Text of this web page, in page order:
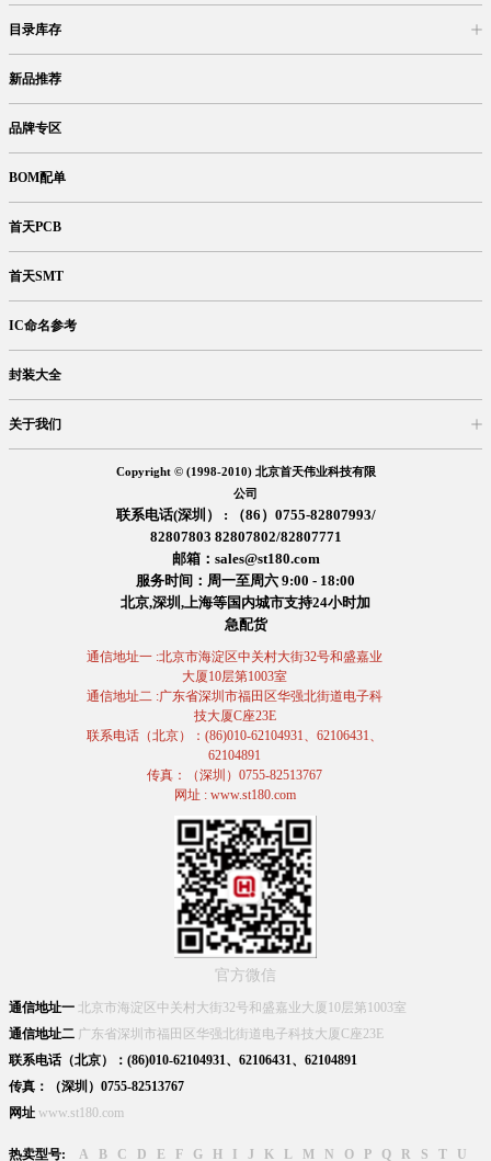
目录库存
新品推荐
品牌专区
BOM配单
首天PCB
首天SMT
IC命名参考
封装大全
关于我们
Copyright © (1998-2010) 北京首天伟业科技有限
公司
联系电话(深圳） : （86）0755-82807993/
82807803 82807802/82807771
邮箱：sales@st180.com
服务时间：周一至周六 9:00 - 18:00
北京,深圳,上海等国内城市支持24小时加
急配货
通信地址一 :北京市海淀区中关村大街32号和盛嘉业
大厦10层第1003室
通信地址二 :广东省深圳市福田区华强北街道电子科
技大厦C座23E
联系电话（北京）：(86)010-62104931、62106431、
62104891
传真：（深圳）0755-82513767
网址 : www.st180.com
官方微信
通信地址一 北京市海淀区中关村大街32号和盛嘉业大厦10层第1003室
通信地址二 广东省深圳市福田区华强北街道电子科技大厦C座23E
联系电话（北京）：(86)010-62104931、62106431、62104891
传真：（深圳）0755-82513767
网址 www.st180.com
热卖型号: A B C D E F G H J K L M N O P Q R S T U